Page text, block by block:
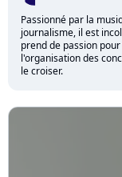
Passionné par la
journalisme, il est
prend de passion
l'organisation des
le croiser.